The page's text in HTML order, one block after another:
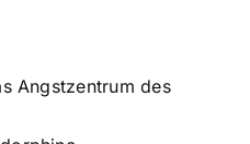
Angstzentrum des